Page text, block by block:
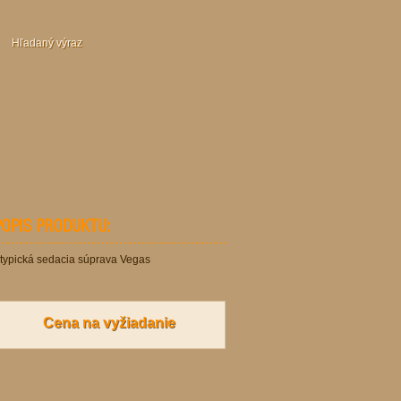
PRODUKTU:
sedacia súprava Vegas
Cena na vyžiadanie